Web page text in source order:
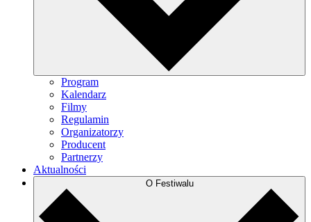
Program
Kalendarz
Filmy
Regulamin
Organizatorzy
Producent
Partnerzy
Aktualności
O Festiwalu